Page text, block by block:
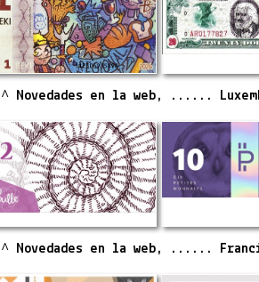
^ Novedades en la web, ......
^ Novedades en la web, ......